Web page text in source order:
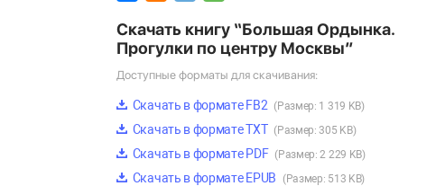
Скачать книгу “Большая Ордынка.
Прогулки по центру Москвы”
Доступные форматы для скачивания:
Скачать в формате FB2 (Размер: 1 319 KB)
Скачать в формате TXT (Размер: 305 KB)
Скачать в формате PDF (Размер: 2 229 KB)
Скачать в формате EPUB (Размер: 513 KB)